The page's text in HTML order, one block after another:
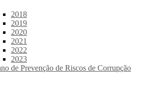
2018
2019
2020
2021
2022
2023
de Prevenção de Riscos de Corrupção